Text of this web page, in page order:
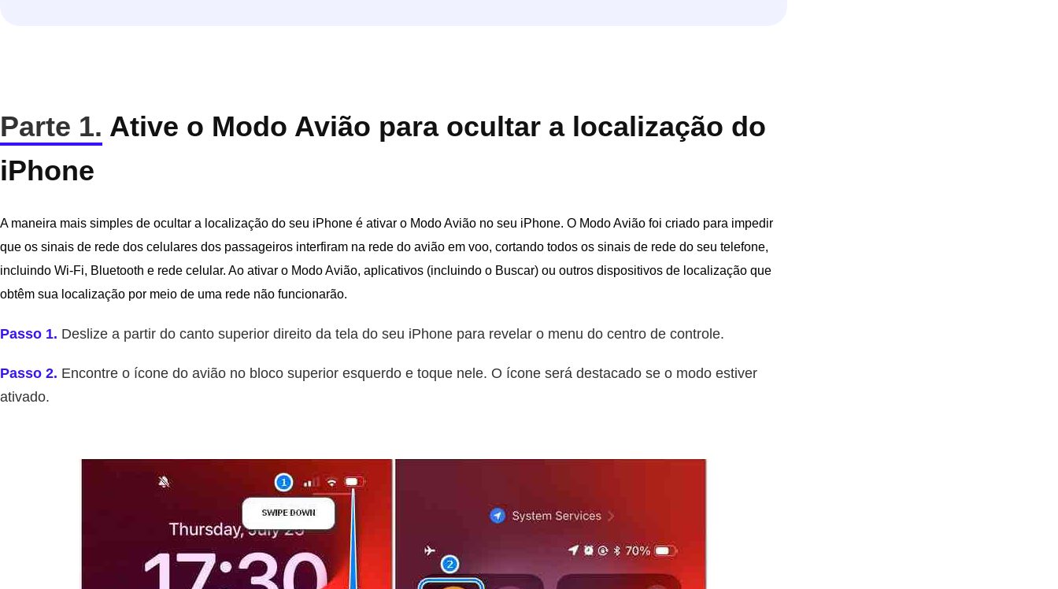
Parte 1. Ative o Modo Avião para ocultar a localização do
iPhone
A maneira mais simples de ocultar a localização do seu iPhone é ativar o Modo Avião no seu iPhone. O Modo Avião foi criado para impedir
que os sinais de rede dos celulares dos passageiros interfiram na rede do avião em voo, cortando todos os sinais de rede do seu telefone,
incluindo Wi-Fi, Bluetooth e rede celular. Ao ativar o Modo Avião, aplicativos (incluindo o Buscar) ou outros dispositivos de localização que
obtêm sua localização por meio de uma rede não funcionarão.
Passo 1. Deslize a partir do canto superior direito da tela do seu iPhone para revelar o menu do centro de controle.
Passo 2. Encontre o ícone do avião no bloco superior esquerdo e toque nele. O ícone será destacado se o modo estiver
ativado.